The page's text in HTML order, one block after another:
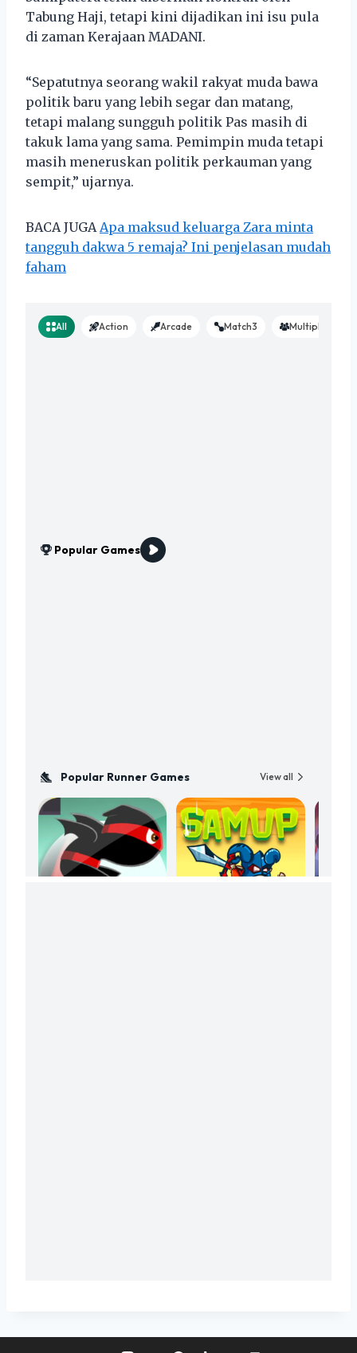
Tabung Haji, tetapi kini dijadikan ini isu pula
di zaman Kerajaan MADANI.
“Sepatutnya seorang wakil rakyat muda bawa
politik baru yang lebih segar dan matang,
tetapi malang sungguh politik Pas masih di
takuk lama yang sama. Pemimpin muda tetapi
masih meneruskan politik perkauman yang
sempit,” ujarnya.
BACA JUGA Apa maksud keluarga Zara minta
tangguh dakwa 5 remaja? Ini penjelasan mudah
faham